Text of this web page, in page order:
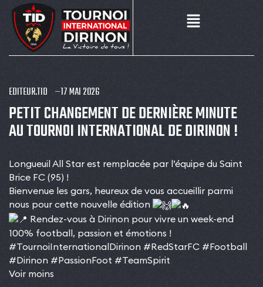
EDITEUR.TID 17 MAI 2026
PETIT CHANGEMENT DE DERNIÈRE MINUTE
AU TOURNOI INTERNATIONAL DE DIRINON !
Longueuil All Star est remplacée par l’équipe du Saint
Brice FC (95) !
Bienvenue les gars, heureux de vous accueillir parmi
nous pour cette nouvelle édition
Rendez-vous à Dirinon pour vivre un week-end
100% football, passion et émotions !
#TournoiInternationalDirinon #RedStarFC #Football
#Dirinon #PassionFoot #TeamSpirit
Voir moins